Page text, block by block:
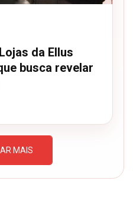
da Ellus
busca revelar
MAIS